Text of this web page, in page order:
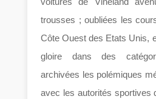
trousses ; oubliées les
Côte Ouest des Etats Unis,
gloire dans des
archivées les polémiques
avec les autorités sportives